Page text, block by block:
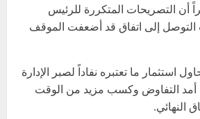
أن التصريحات المتكررة للرئيس
إلى اتفاق قد أضعفت الموقف
استثمار ما تعتبره نفاداً لصبر الإدارة
أمد التفاوض وكسب مزيد من الوقت
النهائي.